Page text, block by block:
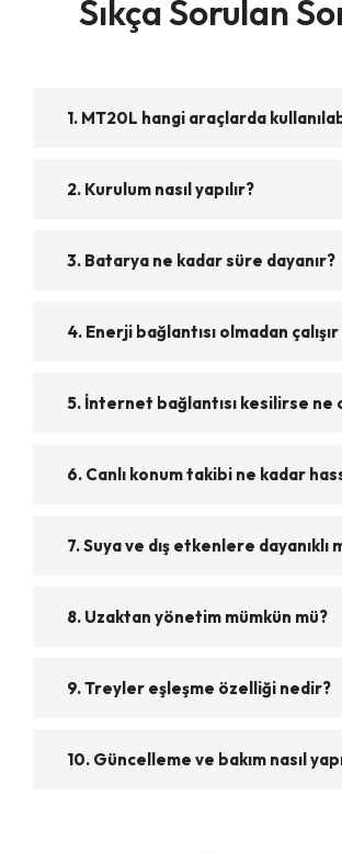
Sıkça Sorulan
1. MT20L hangi araçlarda
2. Kurulum nasıl yapılır?
3. Batarya ne kadar süre dayanır?
4. Enerji bağlantısı olmadan çalışır
5. İnternet bağlantısı kesilirse ne
6. Canlı konum takibi ne kadar
7. Suya ve dış etkenlere dayanıklı
8. Uzaktan yönetim mümkün mü?
9. Treyler eşleşme özelliği nedir?
10. Güncelleme ve bakım nasıl